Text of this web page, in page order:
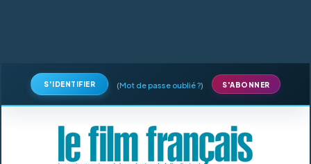
S'IDENTIFIER (Mot de passe oublié ?) S'ABONNER